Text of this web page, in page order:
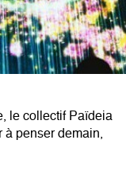
le collectif Païdeia
à penser demain,